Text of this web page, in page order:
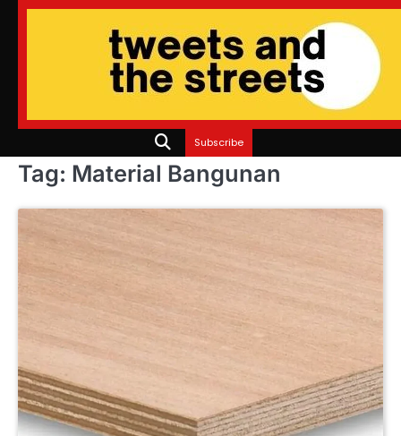
Skip
Subscribe
Tag: Material Bangunan